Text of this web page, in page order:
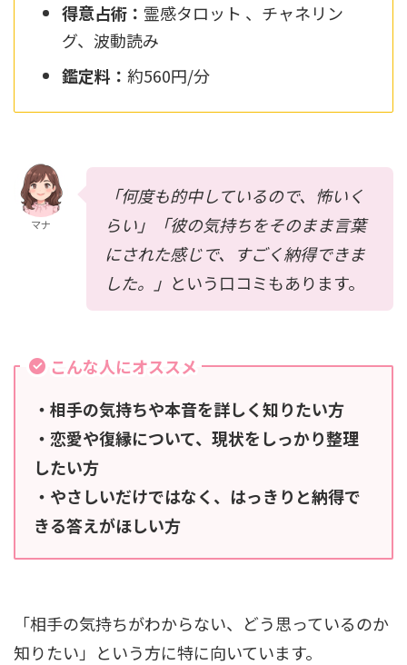
得意占術： 霊感タロット 、チャネリン
グ、波動読み
鑑定料： 約560円/分
マナ
「何度も的中しているので、怖いく
らい」「彼の気持ちをそのまま言葉
にされた感じで、すごく納得できま
した。」 という口コミもあります。
こんな人にオススメ
・相手の気持ちや本音を詳しく知りたい方
・恋愛や復縁について、現状をしっかり整理
したい方
・やさしいだけではなく、はっきりと納得で
きる答えがほしい方
「相手の気持ちがわからない、どう思っているのか
知りたい」という方に特に向いています。